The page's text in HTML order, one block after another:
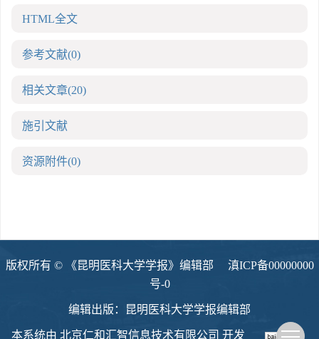
HTML全文
参考文献(0)
相关文章(20)
施引文献
资源附件(0)
版权所有 © 《昆明医科大学学报》编辑部 滇ICP备00000000
号-0
编辑出版：昆明医科大学学报编辑部
本系统由 北京仁和汇智信息技术有限公司 开发